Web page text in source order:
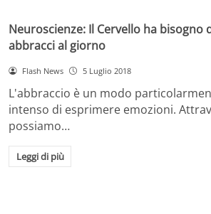
Neuroscienze: Il Cervello ha bisogno
abbracci al giorno
Flash News 5 Luglio 2018
L'abbraccio è un modo
intenso di esprimere emozioni.
possiamo…
Leggi di più